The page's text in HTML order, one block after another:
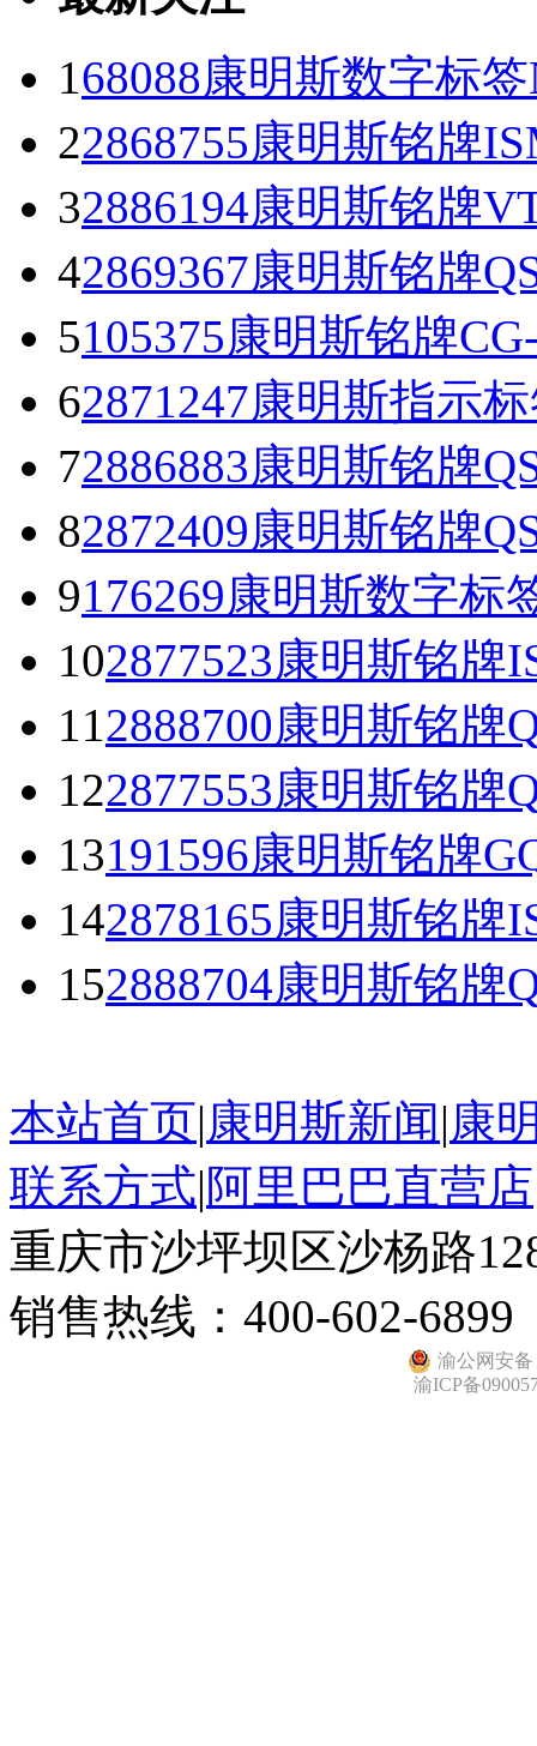
168088康明斯数字标
22868755康明斯铭牌
32886194康明斯铭牌
42869367康明斯铭牌
5105375康明斯铭牌
62871247康明斯指示
72886883康明斯铭牌
82872409康明斯铭牌
9176269康明斯数字标
102877523康明斯铭牌
112888700康明斯铭牌
122877553康明斯铭牌
13191596康明斯铭牌
142878165康明斯铭牌
152888704康明斯铭牌
本站首页|康明斯新闻|康
联系方式|阿里巴巴直营店
重庆市沙坪坝区沙杨路
销售热线：400-602-6899
渝公网安备
渝ICP备